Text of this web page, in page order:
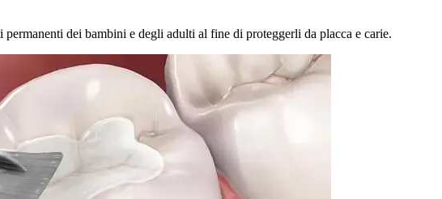
dei bambini e degli adulti al fine di proteggerli da placca e carie.